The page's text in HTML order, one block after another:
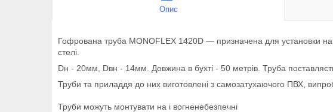
Опис
Гофрована труба MONOFLEX 1420D — призначена для установки на
стелі.
Dн - 20мм, Dвн - 14мм. Довжина в бухті - 50 метрів. Труба
Труби та приладдя до них виготовлені з самозатухаючого ПВХ,
Труби можуть монтувати на і вогненебезпечні